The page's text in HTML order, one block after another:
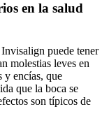
en la salud
puede tener
molestias leves en
y encías, que
que la boca se
son típicos de